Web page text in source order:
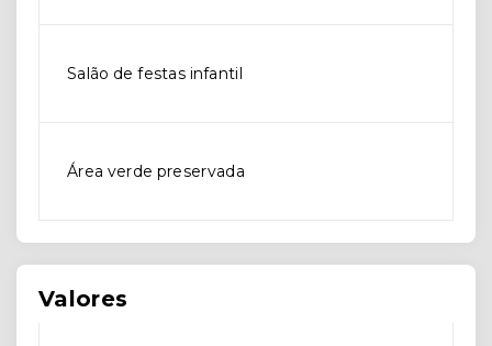
Salão de festas infantil
Área verde preservada
Valores